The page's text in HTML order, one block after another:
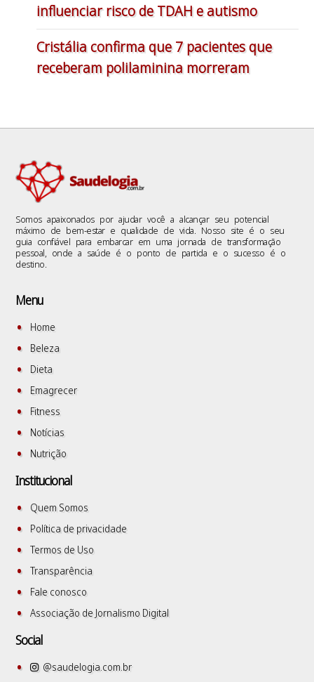
influenciar risco de TDAH e autismo
Cristália confirma que 7 pacientes que
receberam polilaminina morreram
Somos apaixonados por ajudar você a alcançar seu potencial
máximo de bem-estar e qualidade de vida. Nosso site é o seu
guia confiável para embarcar em uma jornada de transformação
pessoal, onde a saúde é o ponto de partida e o sucesso é o
destino.
Menu
Home
Beleza
Dieta
Emagrecer
Fitness
Notícias
Nutrição
Institucional
Quem Somos
Política de privacidade
Termos de Uso
Transparência
Fale conosco
Associação de Jornalismo Digital
Social
@saudelogia.com.br